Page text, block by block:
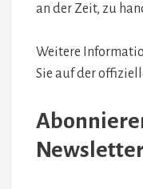
an der Zeit, zu
Weitere
Sie auf der